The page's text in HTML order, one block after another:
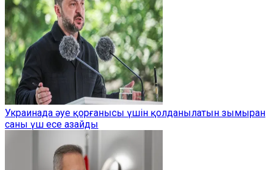
Украинада әуе қорғанысы үшін қолданылатын зымыран
саны үш есе азайды